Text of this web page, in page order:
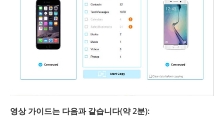
영상 가이드는 다음과 같습니다(약 2분):